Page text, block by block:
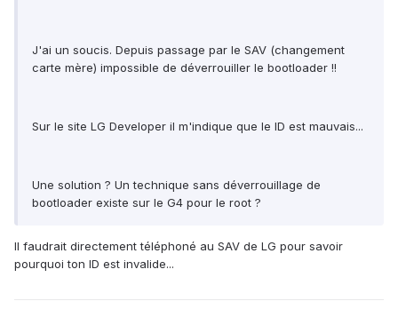
J'ai un soucis. Depuis passage par le SAV (changement
carte mère) impossible de déverrouiller le bootloader !!
Sur le site LG Developer il m'indique que le ID est mauvais...
Une solution ? Un technique sans déverrouillage de
bootloader existe sur le G4 pour le root ?
Il faudrait directement téléphoné au SAV de LG pour savoir
pourquoi ton ID est invalide...